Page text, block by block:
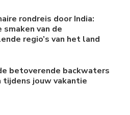
rondreis door India:
smaken van de
regio’s van het land
betoverende backwaters
tijdens jouw vakantie